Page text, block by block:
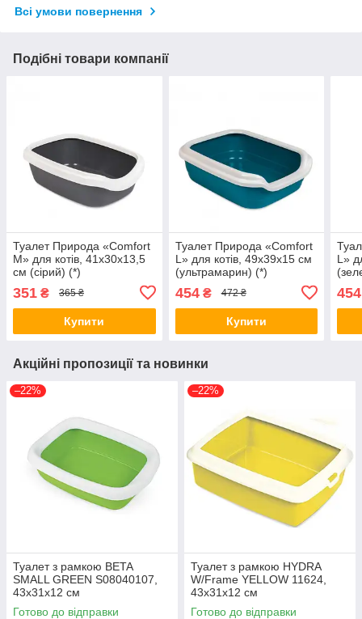
Всі умови повернення
Подібні товари компанії
Туалет Природа «Comfort
M» для котів, 41х30х13,5
см (сірий) (*)
351 ₴ 365 ₴
Купити
Туалет Природа «Comfort
L» для котів, 49х39х15 см
(ультрамарин) (*)
454₴ 472 ₴
Купити
L»
454
Акційні пропозиції та новинки
–22%
Туалет з рамкою BETA
SMALL GREEN S08040107,
43х31x12 см
Готово до відправки
–22%
Туалет з рамкою HYDRA
W/Frame YELLOW 11624,
43х31х12 см
Готово до відправки